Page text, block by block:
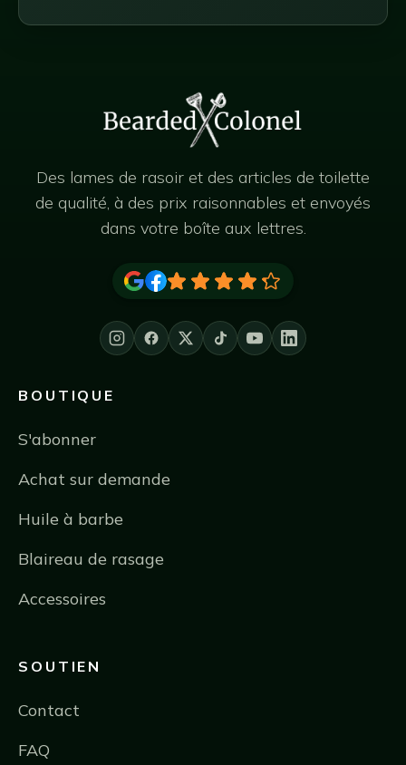
Des lames de rasoir et des articles de toilette
de qualité, à des prix raisonnables et envoyés
dans votre boîte aux lettres.
BOUTIQUE
S'abonner
Achat sur demande
Huile à barbe
Blaireau de rasage
Accessoires
SOUTIEN
Contact
FAQ